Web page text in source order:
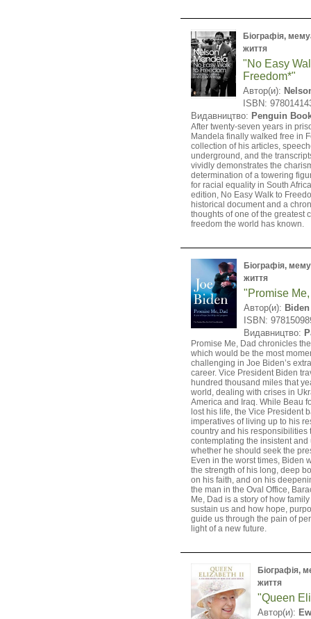
Біографія,
життя
"No Easy
Freedom*"
Автор(и):
ISBN:
Видавництво: Penguin
After twenty-seven years in
Mandela finally walked free in
collection of his articles,
underground, and the
vividly demonstrates the
determination of a towering
for racial equality in South
edition, No Easy Walk to
historical document and a
thoughts of one of the greatest
freedom the world has known.
Біографія,
життя
"Promise
Автор(и):
ISBN:
Видавництво:
Promise Me, Dad chronicles
which would be the most
challenging in Joe Biden’s
career. Vice President Biden
hundred thousand miles that
world, dealing with crises in
America and Iraq. While Beau
lost his life, the Vice President
imperatives of living up to his
country and his responsibilities
contemplating the insistent and
whether he should seek the
Even in the worst times, Biden
the strength of his long, deep
on his faith, and on his
the man in the Oval Office,
Me, Dad is a story of how
sustain us and how hope,
guide us through the pain of
light of a new future.
Біографія,
життя
"Queen
Автор(и):